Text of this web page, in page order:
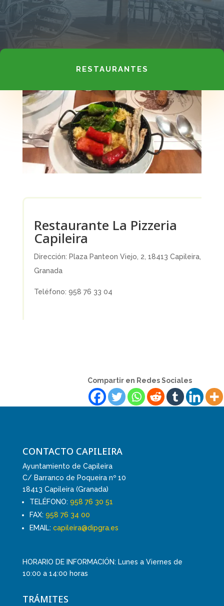
RESTAURANTES
Restaurante La Pizzeria
Capileira
Dirección: Plaza Panteon Viejo, 2, 18413 Capileira,
Granada
Teléfono: 958 76 33 04
Compartir en Redes Sociales
CONTACTO CAPILEIRA
Ayuntamiento de Capileira
C/ Barranco de Poqueira nº 10
18413 Capileira (Granada)
TELÉFONO: 958 76 30 51
FAX: 958 76 34 00
EMAIL: capileira@dipgra.es
HORARIO DE INFORMACIÓN: Lunes a Viernes de
10:00 a 14:00 horas
TRÁMITES